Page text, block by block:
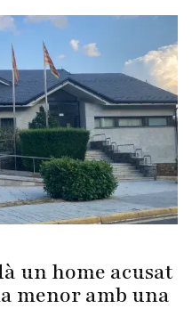
un home acusat
menor amb una